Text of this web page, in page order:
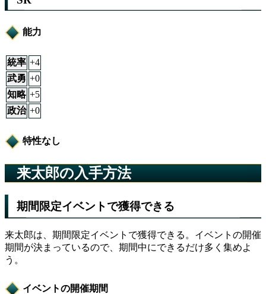
能力
統率 +4
武勇 +0
知略 +5
政治 +0
特性なし
来太郎の入手方法
期間限定イベントで獲得できる
来太郎は、期間限定イベントで獲得できる。イベントの開催
期間が決まっているので、期間中にできるだけ多く集めよ
う。
イベントの開催期間